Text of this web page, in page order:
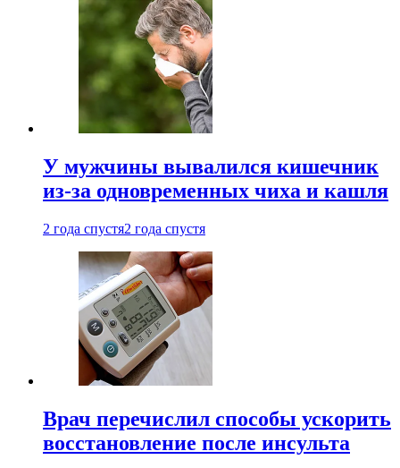
У мужчины вывалился кишечник
из-за одновременных чиха и кашля
2 года спустя2 года спустя
Врач перечислил способы ускорить
восстановление после инсульта